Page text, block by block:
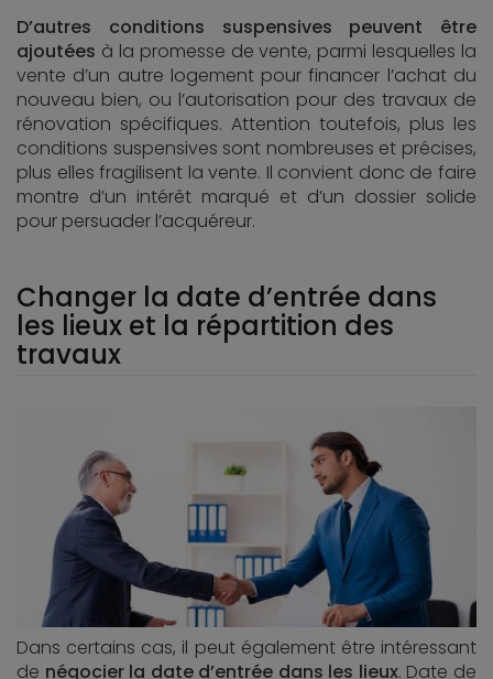
D’autres conditions suspensives peuvent être
ajoutées à la promesse de vente, parmi lesquelles la
vente d’un autre logement pour financer l’achat du
nouveau bien, ou l’autorisation pour des travaux de
rénovation spécifiques. Attention toutefois, plus les
conditions suspensives sont nombreuses et précises,
plus elles fragilisent la vente. Il convient donc de faire
montre d’un intérêt marqué et d’un dossier solide
pour persuader l’acquéreur.
Changer la date d’entrée dans
les lieux et la répartition des
travaux
Dans certains cas, il peut également être intéressant
de négocier la date d’entrée dans les lieux. Date de